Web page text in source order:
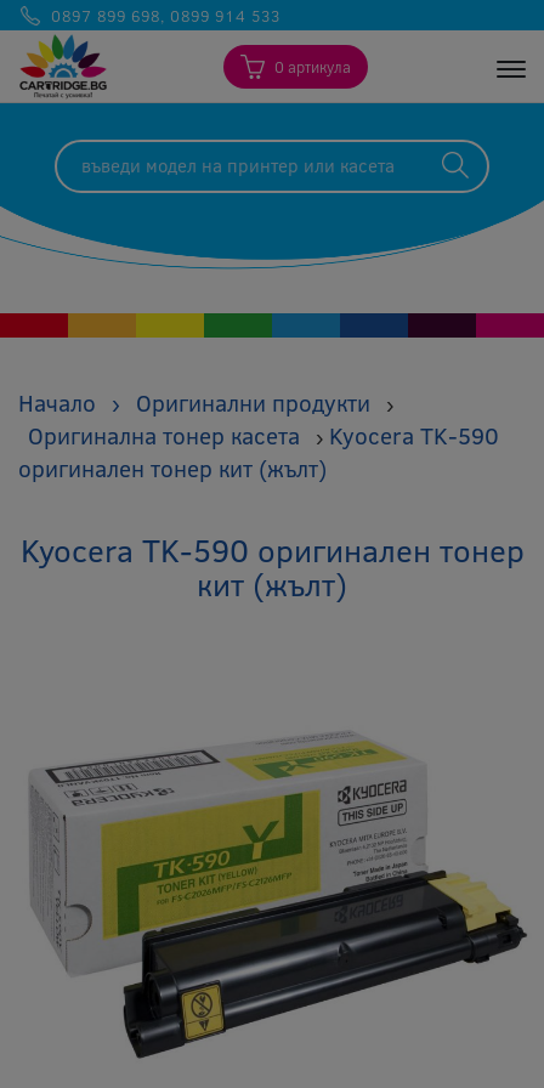
0897 899 698, 0899 914 533
0 артикула
Начало › Оригинални продукти ›
Оригинална тонер касета › Kyocera TK-590
оригинален тонер кит (жълт)
Kyocera TK-590 оригинален тонер
кит (жълт)